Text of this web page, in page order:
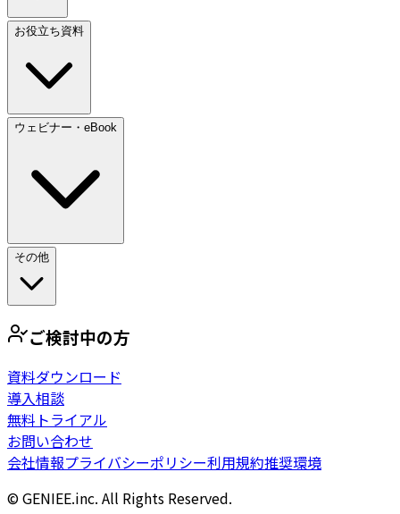
お役立ち資料
ウェビナー・eBook
その他
ご検討中の方
資料ダウンロード
導入相談
無料トライアル
お問い合わせ
会社情報プライバシーポリシー利用規約推奨環境
© GENIEE.inc. All Rights Reserved.